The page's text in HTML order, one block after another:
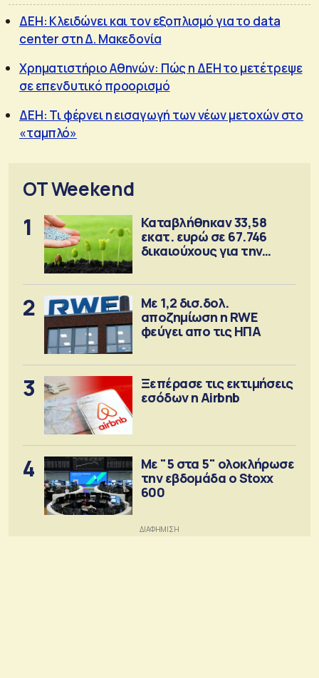
ΔΕΗ: Κλειδώνει και τον εξοπλισμό για το data
center στη Δ. Μακεδονία
Χρηματιστήριο Αθηνών: Πώς η ΔΕΗ το μετέτρεψε
σε επενδυτικό προορισμό
ΔΕΗ: Τι φέρνει η εισαγωγή των νέων μετοχών στο
«ταμπλό»
OT Weekend
1
Καταβλήθηκαν 33,58
εκατ. ευρώ σε 67.746
δικαιούχους για την
2
Με 1,2 δισ.δολ.
αποζημίωση η RWE
φεύγει απο τις ΗΠΑ
3
Ξεπέρασε τις εκτιμήσεις
εσόδων η Airbnb
4
Με "5 στα 5" ολοκλήρωσε
την εβδομάδα ο Stoxx
600